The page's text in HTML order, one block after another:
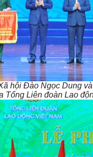
hội Đào Ngọc Dung
Liên đoàn Lao